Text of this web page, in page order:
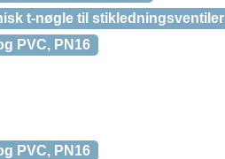
t-nøgle til stikledningsventiler
PVC, PN16
PVC, PN16